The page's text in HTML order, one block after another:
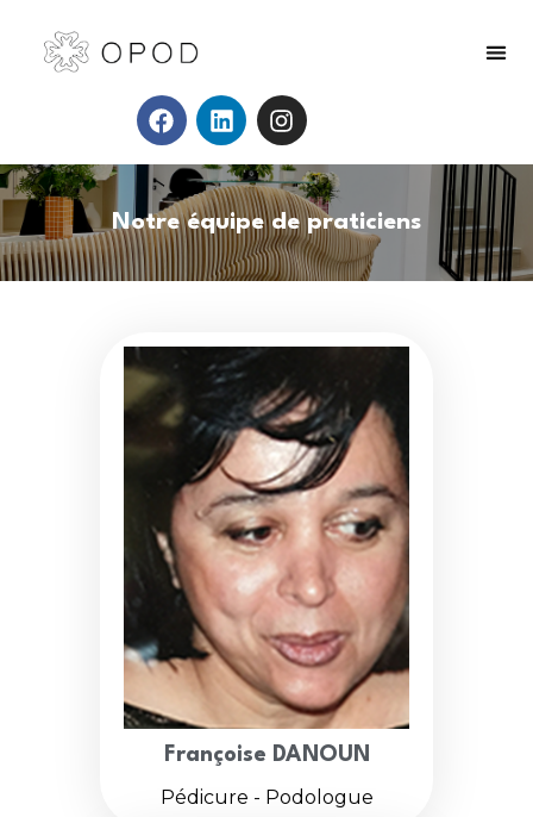
Notre équipe de praticiens
Françoise DANOUN
Pédicure - Podologue